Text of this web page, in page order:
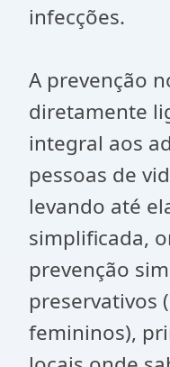
infecções.
A prevenção
diretamente
integral aos
pessoas de
levando até
simplificada,
prevenção
preservativos
femininos),